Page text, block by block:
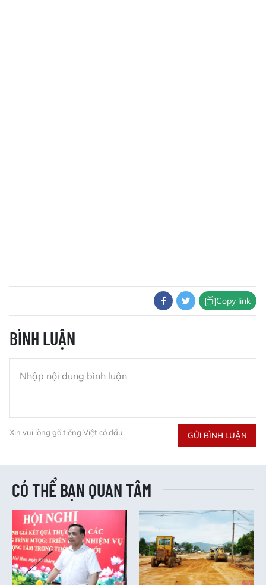
Copy link
BÌNH LUẬN
Xin vui lòng gõ tiếng Việt có dấu GỬI BÌNH LUẬN
CÓ THỂ BẠN QUAN TÂM